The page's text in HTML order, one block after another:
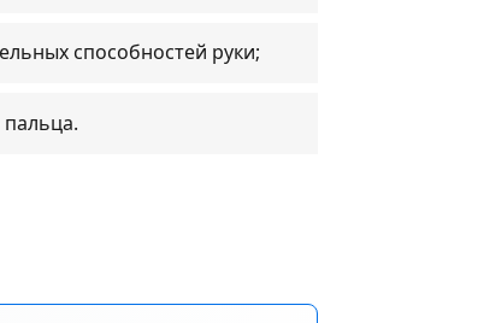
способностей руки;